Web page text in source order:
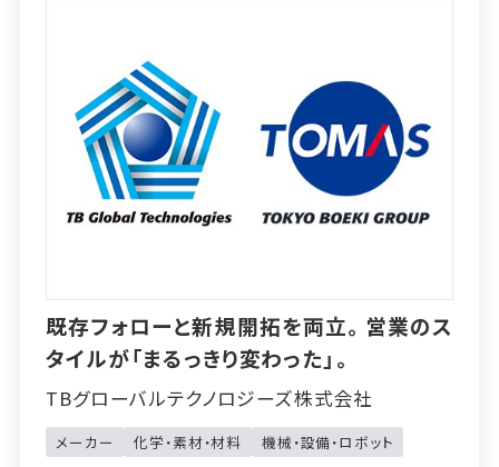
既存フォローと新規開拓を両立。営業のス
タイルが「まるっきり変わった」。
TBグローバルテクノロジーズ株式会社
メーカー 化学・素材・材料
機械・設備・ロボット